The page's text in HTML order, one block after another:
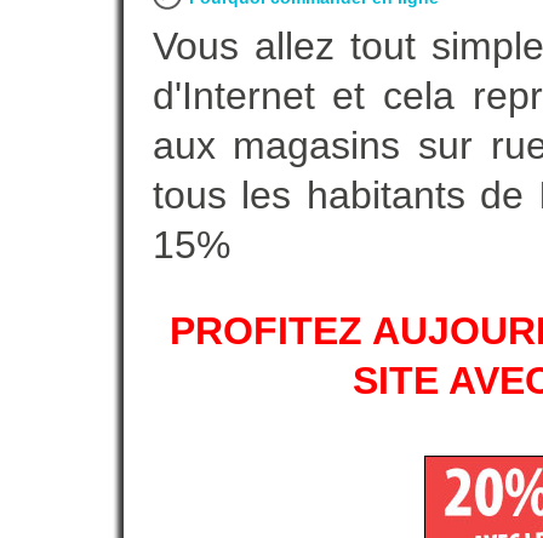
Vous allez tout
d'Internet et cela
aux magasins sur
tous les habitants de
15%
PROFITEZ
SITE